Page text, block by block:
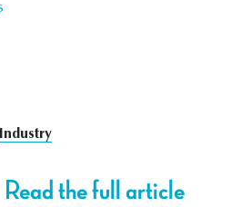
Industry
Read the full article